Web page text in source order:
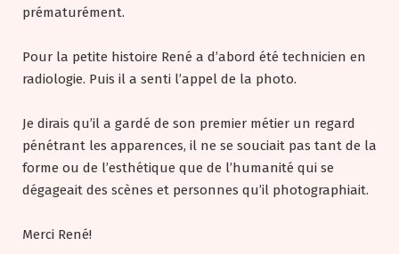
prématurément.
Pour la petite histoire René a d’abord été technicien en
radiologie. Puis il a senti l’appel de la photo.
Je dirais qu’il a gardé de son premier métier un regard
pénétrant les apparences, il ne se souciait pas tant de la
forme ou de l’esthétique que de l’humanité qui se
dégageait des scènes et personnes qu’il photographiait.
Merci René!